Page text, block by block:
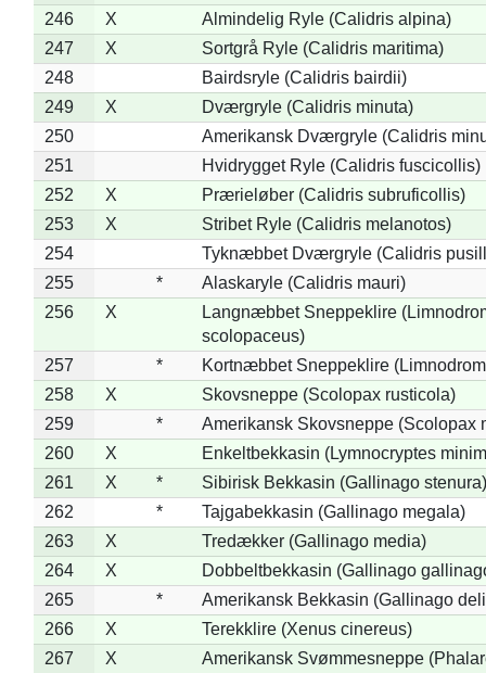
246
X
Almindelig Ryle (Calidris alpina)
247
X
Sortgrå Ryle (Calidris maritima)
248
Bairdsryle (Calidris bairdii)
249
X
Dværgryle (Calidris minuta)
250
Amerikansk Dværgryle (Calidris
251
Hvidrygget Ryle (Calidris fuscicollis)
252
X
Prærieløber (Calidris subruficollis)
253
X
Stribet Ryle (Calidris melanotos)
254
Tyknæbbet Dværgryle (Calidris
255
*
Alaskaryle (Calidris mauri)
256
X
Langnæbbet Sneppeklire
scolopaceus)
257
*
Kortnæbbet Sneppeklire
258
X
Skovsneppe (Scolopax rusticola)
259
*
Amerikansk Skovsneppe (Scolopax
260
X
Enkeltbekkasin (Lymnocryptes
261
X *
Sibirisk Bekkasin (Gallinago stenura)
262
*
Tajgabekkasin (Gallinago megala)
263
X
Tredækker (Gallinago media)
264
X
Dobbeltbekkasin (Gallinago
265
*
Amerikansk Bekkasin (Gallinago
266
X
Terekklire (Xenus cinereus)
267
X
Amerikansk Svømmesneppe